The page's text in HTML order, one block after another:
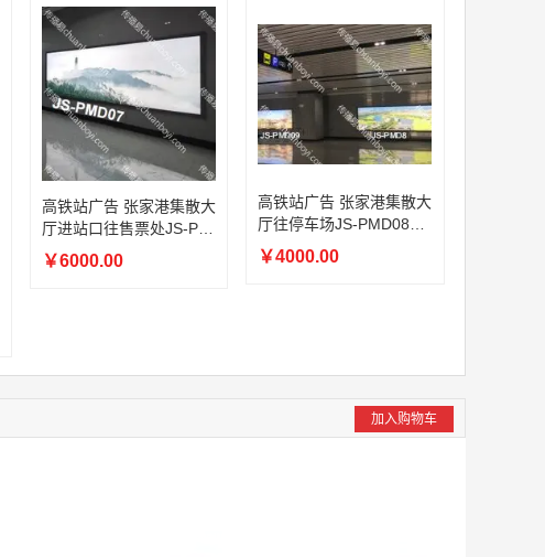
高铁站广告 张家港集散大
厅进站口往售票处JS-PM
D07墙面灯箱广告
￥6000.00
高铁站广告 张家港集散大
厅往停车场JS-PMD08墙
面灯箱广告
￥4000.00
加入购物车